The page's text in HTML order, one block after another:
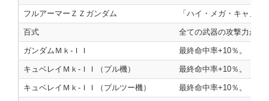
フルアーマーＺＺガンダム 「ハイ・メガ・キャノ
百式 全ての武器の攻撃力が
ガンダムＭｋ‐ＩＩ 最終命中率+10％。「ロ
キュベレイＭｋ‐ＩＩ（プル機） 最終命中率+10％。「フ
キュベレイＭｋ‐ＩＩ（プルツー機） 最終命中率+10％。「フ